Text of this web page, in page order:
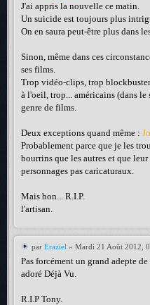
J'ai appris la nouvelle ce matin.
Un suicide est toujours plus
On en saura peut-être plus dans
Sinon, même dans ces
ses films.
Trop vidéo-clips, trop
à l'oeil, trop... américains (dans
genre de films.
Deux exceptions quand même :
Probablement parce que je les
bourrins que les autres et que
personnages pas caricaturaux.
Mais bon... R.I.P.
l'artisan.
par Eraziel » Mardi 21 Août 2012,
Pas forcément un grand adepte
adoré Déjà Vu.
R.I.P Tony.